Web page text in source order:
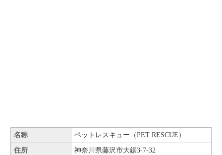
名称 ペットレスキュー（PET RESCUE）
住所 神奈川県藤沢市大鋸3-7-32